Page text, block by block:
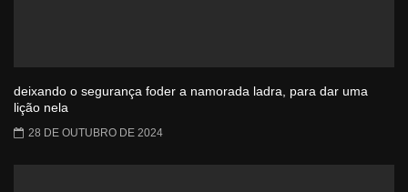
deixando o segurança foder a namorada ladra, para dar uma
lição nela
28 DE OUTUBRO DE 2024